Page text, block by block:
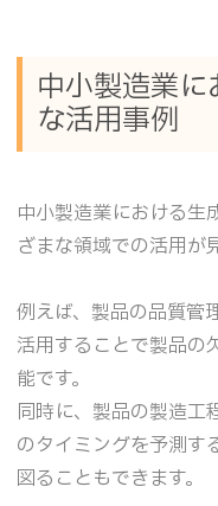
中小製造業
な活用事例
中小製造業における生
ざまな領域での活用が
例えば、製品の品質管
活用することで製品の
能です。
同時に、製品の製造工
のタイミングを予測す
図ることもできます。